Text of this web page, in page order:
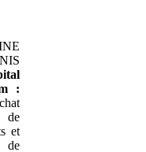
:
de
et
de